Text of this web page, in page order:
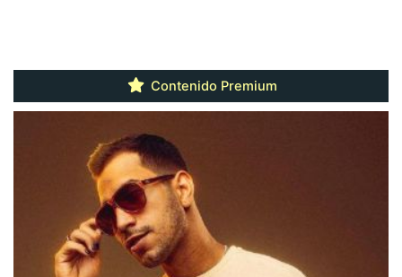
Contenido Premium